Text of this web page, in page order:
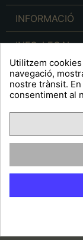
INFORMACIÓ
INFO. LEGAL
A R T S F I T É
OPINIONS
Utilitzem
navegació,
nostre trànsit.
consentiment al